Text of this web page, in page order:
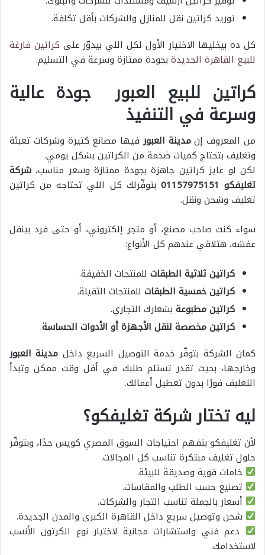
توريد كراتين نقل للمنازل والشركات بأقل تكلفة.
كل ده بيخليها الاختيار الأول لكل اللي بيدوّر على كراتين فارغة
للبيع القاهرة الجديدة بجودة ممتازة وسرعة في التسليم.
كراتين للبيع العبور جودة عالية
وسرعة في التنفيذ
من المعروف إنمدينة العبور فيها مصانع كتيرة وشركات تعبئة
وتغليف بتحتاج كميات ضخمة من الكراتين بشكل يومي.
لكن لو عايز كراتين جاهزة بجودة ممتازة وسعر مناسب، شركة
تغليفكو 01157975151
بتوفّرلك كل اللي تحتاجه من كراتين
تغليف وشحن ونقل.
سواء كنت صاحب مصنع، أو متجر إلكتروني، أو حتى فرد بينقل
عفشه، هتلاقي عندهم كل الأنواع:
كراتين ثلاثية الطبقات للمنتجات الخفيفة.
كراتين خمسية الطبقات للمنتجات الثقيلة.
كراتين مطبوعة بشعارك التجاري.
كراتين مخصصة لنقل الأجهزة أو الأدوات الحساسة.
كمان الشركة بتوفّر خدمة التوصيل السريع داخل مدينة العبور
وخارجها، بحيث تقدر تستلم طلبك في أقل وقت ممكن وتبدأ
التغليف فورًا بدون تعطيل أعمالك.
ليه تختار شركة تغليفكو؟
لأن تغليفكو بتفهم احتياجات السوق المصري كويس جدًا، وبتوفّر
حلول تغليف مبتكرة تناسب كل المجالات.
خامات قوية وصديقة للبيئة.
تصنيع حسب الطلب والمقاسات.
أسعار بالجملة تناسب التجار والشركات.
شحن وتوصيل سريع داخل القاهرة الكبرى والمدن الجديدة.
دعم فني واستشارات مجانية لاختيار نوع الكرتون الأنسب
لاستخدامك.